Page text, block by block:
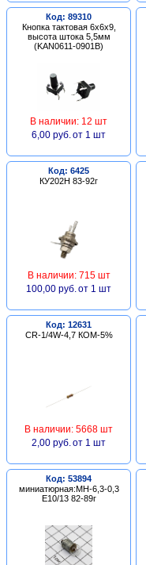
Код: 89310
Кнопка тактовая 6х6х9,
высота штока 5,5мм
(KAN0611-0901B)
В наличии: 12 шт
6,00 руб. от 1 шт
Код: 6425
КУ202Н 83-92г
В наличии: 715 шт
100,00 руб. от 1 шт
Код: 12631
CR-1/4W-4,7 КОМ-5%
В наличии: 5668 шт
2,00 руб. от 1 шт
Код: 53894
миниатюрная:МН-6,3-0,3
Е10/13 82-89г